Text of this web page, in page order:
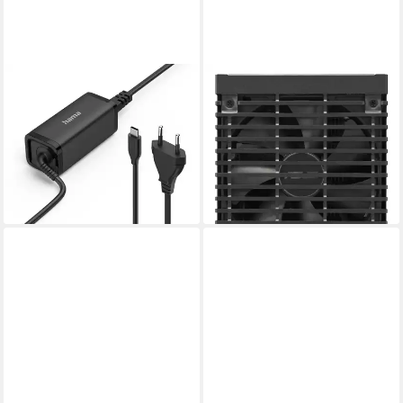
Laptop-Ladekabel 5-
20V/65W, Universal, USB-C,
GaN, Power Delivery
Notebook-Netzteil
ab 57,87 €
leider ausverkauft
Pro WS 2200W Platinum
Netzteil
ab 529,90 €
lieferbar - in 3-4 Werktagen bei dir